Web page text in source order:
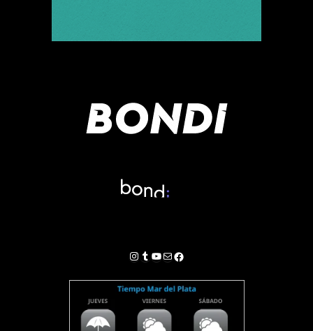
Instagram
Tumblr
YouTube
Correo electrónico
Facebook